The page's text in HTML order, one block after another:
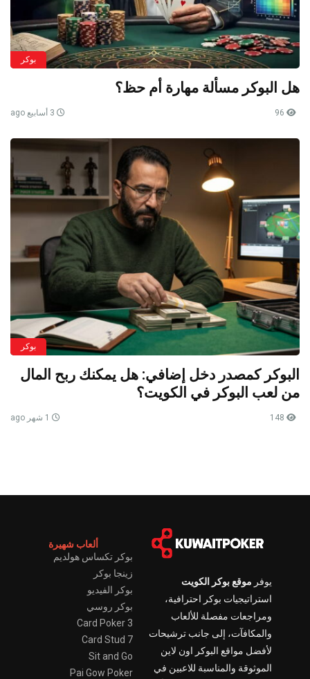
بوكر
هل البوكر مسألة مهارة أم حظ؟
بوكر
البوكر كمصدر دخل إضافي: هل يمكنك ربح المال
من لعب البوكر في الكويت؟
يوفر موقع بوكر الكويت
استراتيجيات بوكر احترافية،
ومراجعات مفصلة للألعاب
والمكافآت، إلى جانب ترشيحات
لأفضل مواقع البوكر اون لاين
الموثوقة والمناسبة للاعبين في
ألعاب شهيرة
بوكر تكساس هولديم
زينجا بوكر
بوكر الفيديو
بوكر روسي
3 Card Poker
7 Card Stud
Sit and Go
Pai Gow Poker